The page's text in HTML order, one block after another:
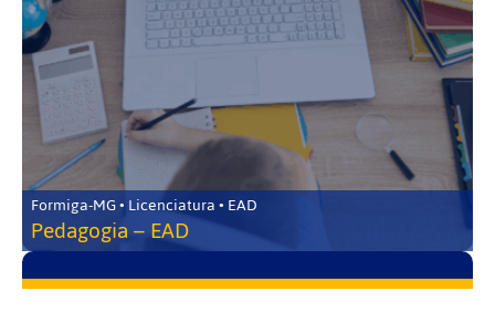
Formiga-MG • Licenciatura • EAD
Pedagogia – EAD